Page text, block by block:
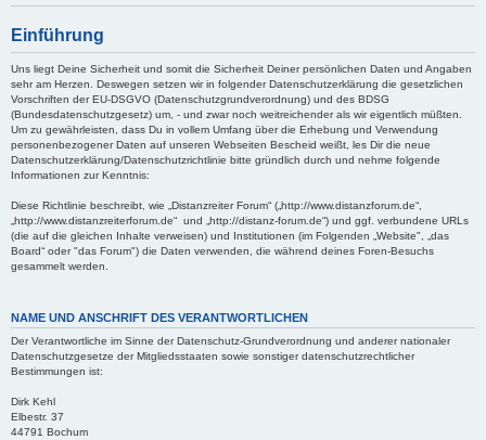
Einführung
Uns liegt Deine Sicherheit und somit die Sicherheit Deiner persönlichen Daten und Angaben
sehr am Herzen. Deswegen setzen wir in folgender Datenschutzerklärung die gesetzlichen
Vorschriften der EU-DSGVO (Datenschutzgrundverordnung) und des BDSG
(Bundesdatenschutzgesetz) um, - und zwar noch weitreichender als wir eigentlich müßten.
Um zu gewährleisten, dass Du in vollem Umfang über die Erhebung und Verwendung
personenbezogener Daten auf unseren Webseiten Bescheid weißt, les Dir die neue
Datenschutzerklärung/Datenschutzrichtlinie bitte gründlich durch und nehme folgende
Informationen zur Kenntnis:
Diese Richtlinie beschreibt, wie „Distanzreiter Forum“ („http://www.distanzforum.de“,
„http://www.distanzreiterforum.de“ und „http://distanz-forum.de“) und ggf. verbundene URLs
(die auf die gleichen Inhalte verweisen) und Institutionen (im Folgenden „Website", „das
Board“ oder "das Forum") die Daten verwenden, die während deines Foren-Besuchs
gesammelt werden.
NAME UND ANSCHRIFT DES VERANTWORTLICHEN
Der Verantwortliche im Sinne der Datenschutz-Grundverordnung und anderer nationaler
Datenschutzgesetze der Mitgliedsstaaten sowie sonstiger datenschutzrechtlicher
Bestimmungen ist:
Dirk Kehl
Elbestr. 37
44791 Bochum